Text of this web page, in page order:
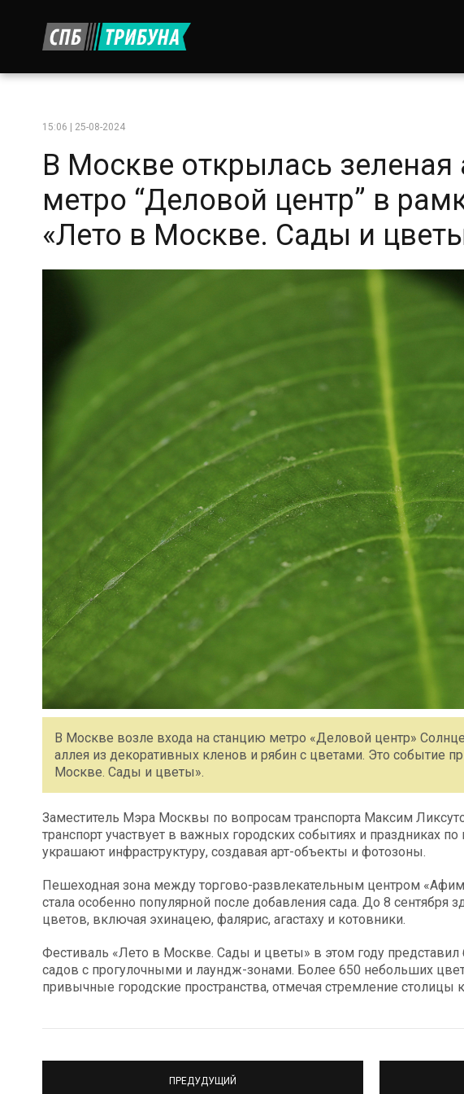
15:06 | 25-08-2024
В Москве открылась зеленая
метро “Деловой центр” в
«Лето в Москве. Сады и
В Москве возле входа на станцию метро «Деловой центр»
аллея из декоративных кленов и рябин с цветами. Это событие
Москве. Сады и цветы».
Заместитель Мэра Москвы по вопросам транспорта Максим
транспорт участвует в важных городских событиях и праздниках
украшают инфраструктуру, создавая арт-объекты и фотозоны.
Пешеходная зона между торгово-развлекательным центром
стала особенно популярной после добавления сада. До 8
цветов, включая эхинацею, фалярис, агастаху и котовники.
Фестиваль «Лето в Москве. Сады и цветы» в этом году
садов с прогулочными и лаундж-зонами. Более 650 небольших
привычные городские пространства, отмечая стремление
ПРЕДУДУЩИЙ